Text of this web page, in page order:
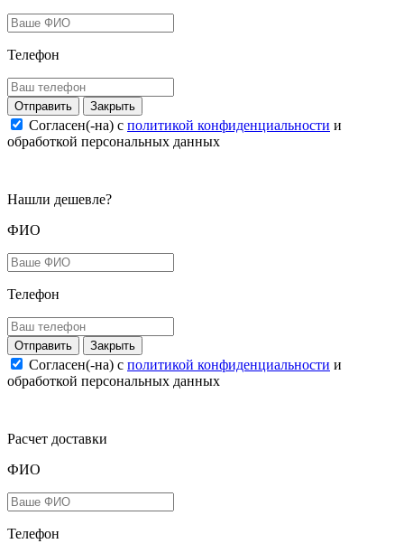
Телефон
Закрыть
Согласен(-на) c политикой конфиденциальности и
обработкой персональных данных
Нашли дешевле?
ФИО
Телефон
Закрыть
Согласен(-на) c политикой конфиденциальности и
обработкой персональных данных
Расчет доставки
ФИО
Телефон